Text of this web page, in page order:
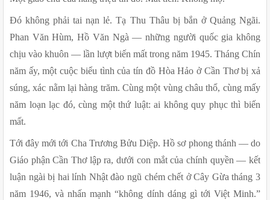
Đó không phải tai nạn lẻ. Tạ Thu Thâu bị bắn ở Quảng Ngãi.
Phan Văn Hùm, Hồ Văn Ngà — những người quốc gia không
chịu vào khuôn — lần lượt biến mất trong năm 1945. Tháng Chín
năm ấy, một cuộc biểu tình của tín đồ Hòa Hảo ở Cần Thơ bị xả
súng, xác nằm lại hàng trăm. Cùng một vùng châu thổ, cùng mấy
năm loạn lạc đó, cùng một thứ luật: ai không quy phục thì biến
mất.
Tới đây mới tới Cha Trương Bửu Diệp. Hồ sơ phong thánh — do
Giáo phận Cần Thơ lập ra, dưới con mắt của chính quyền — kết
luận ngài bị hai lính Nhật đào ngũ chém chết ở Cây Gừa tháng 3
năm 1946, và nhấn mạnh “không dính dáng gì tới Việt Minh.”